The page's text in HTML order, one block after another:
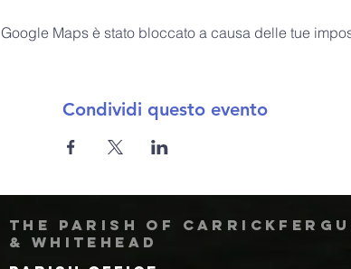
Google Maps è stato bloccato a causa delle tue
Condividi questo evento
The Parish of
& Whitehead